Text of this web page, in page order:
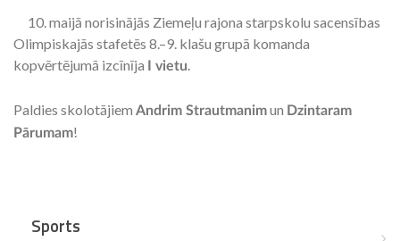
10. maijā norisinājās Ziemeļu rajona starpskolu sacensības
Olimpiskajās stafetēs 8.–9. klašu grupā komanda
kopvērtējumā izcīnīja
I vietu.
Paldies skolotājiem Andrim Strautmanimun Dzintaram
Pārumam!
Sports